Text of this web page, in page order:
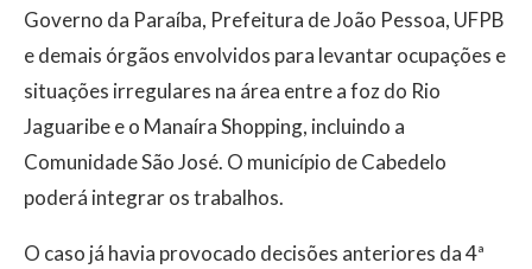
Governo da Paraíba, Prefeitura de João Pessoa, UFPB
e demais órgãos envolvidos para levantar ocupações e
situações irregulares na área entre a foz do Rio
Jaguaribe e o Manaíra Shopping, incluindo a
Comunidade São José. O município de Cabedelo
poderá integrar os trabalhos.
O caso já havia provocado decisões anteriores da 4ª